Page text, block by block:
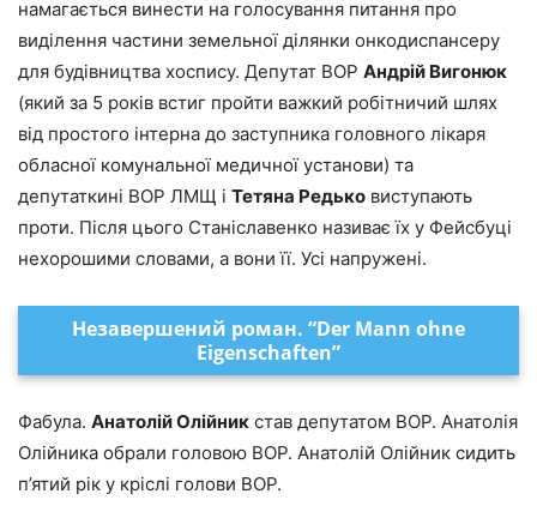
намагається винести на голосування питання про
виділення частини земельної ділянки онкодиспансеру
для будівництва хоспису. Депутат ВОР Андрій Вигонюк
(який за 5 років встиг пройти важкий робітничий шлях
від простого інтерна до заступника головного лікаря
обласної комунальної медичної установи) та
депутаткині ВОР ЛМЩ і Тетяна Редько виступають
проти. Після цього Станіславенко називає їх у Фейсбуці
нехорошими словами, а вони її. Усі напружені.
Незавершений роман. “Der Mann ohne
Eigenschaften”
Фабула. Анатолій Олійник став депутатом ВОР. Анатолія
Олійника обрали головою ВОР. Анатолій Олійник сидить
п’ятий рік у кріслі голови ВОР.